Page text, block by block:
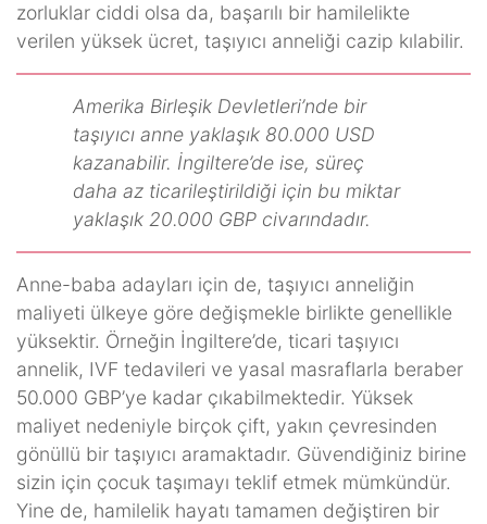
zorluklar ciddi olsa da, başarılı bir hamilelikte
verilen yüksek ücret, taşıyıcı anneliği cazip kılabilir.
Amerika Birleşik Devletleri’nde bir
taşıyıcı anne yaklaşık 80.000 USD
kazanabilir. İngiltere’de ise, süreç
daha az ticarileştirildiği için bu miktar
yaklaşık 20.000 GBP civarındadır.
Anne-baba adayları için de, taşıyıcı anneliğin
maliyeti ülkeye göre değişmekle birlikte genellikle
yüksektir. Örneğin İngiltere’de, ticari taşıyıcı
annelik, IVF tedavileri ve yasal masraflarla beraber
50.000 GBP’ye kadar çıkabilmektedir. Yüksek
maliyet nedeniyle birçok çift, yakın çevresinden
gönüllü bir taşıyıcı aramaktadır. Güvendiğiniz birine
sizin için çocuk taşımayı teklif etmek mümkündür.
Yine de, hamilelik hayatı tamamen değiştiren bir